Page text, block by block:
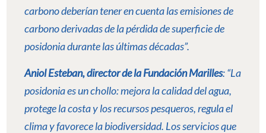
carbono deberían tener en cuenta las emisiones de
carbono derivadas de la pérdida de superficie de
posidonia durante las últimas décadas”.
Aniol Esteban, director de la Fundación Marilles: “La
posidonia es un chollo: mejora la calidad del agua,
protege la costa y los recursos pesqueros, regula el
clima y favorece la biodiversidad. Los servicios que